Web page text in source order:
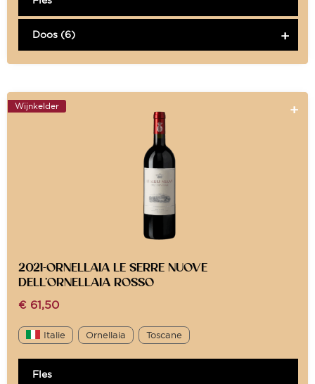
Doos (6)
Wijnkelder
2021-ORNELLAIA LE SERRE NUOVE
DELL’ORNELLAIA ROSSO
€ 61,50
Italie Ornellaia Toscane
Fles